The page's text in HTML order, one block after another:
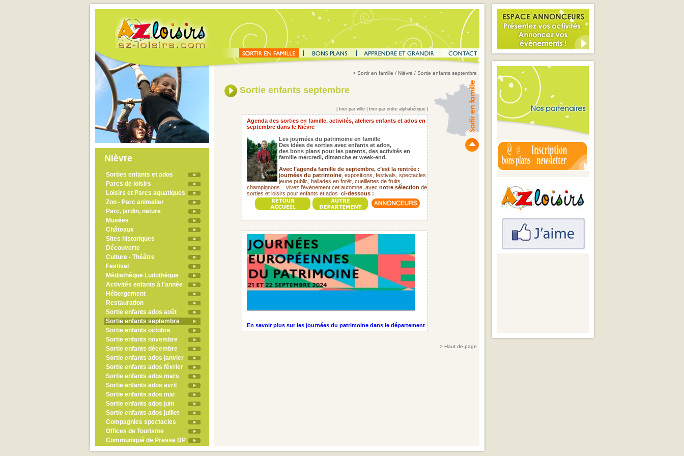
Nièvre
Sorties enfants et ados
Parcs de loisirs
Loisirs et Parcs aquatiques
Zoo - Parc animalier
Parc, jardin, nature
Musées
Châteaux
Sites historiques
Découverte
Culture - Théâtre
Festival
Médiathèque Ludothèque
Activités enfants à l'année
Hébergement
Restauration
Sortie enfants ados août
Sortie enfants septembre
Sortie enfants octobre
Sortie enfants novembre
Sortie enfants décembre
Sortie enfants ados janvier
Sortie enfants ados février
Sortie enfants ados mars
Sortie enfants ados avril
Sortie enfants ados mai
Sortie enfants ados juin
Sortie enfants ados juillet
Compagnies spectacles
Offices de Tourisme
Communiqué de Presse DP
> Sortir en famille / Nièvre / Sortie enfants septembre
Sortie enfants septembre
trier par ville trier par ordre alphabétique
Agenda des sorties en famille, activités, ateliers enfants et ados en
septembre dans le Nièvre
Les journées du patrimoine en famille
Des idées de sorties avec enfants et ados,
des bons plans pour les parents, des activités en
famille mercredi, dimanche et week-end.
Avec l’agenda famille de septembre, c’est la rentrée :
journées du patrimoine , expositions, festivals, spectacles
jeune public, ballades en forêt, cueillettes de fruits,
champignons... vivez l’événement cet automne, avec notre sélection de
sorties et loisirs pour enfants et ados ci-dessous :
En savoir plus sur les journées du patrimoine dans le département
> Haut de page